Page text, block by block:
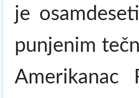
je
punjenim
Amerikanac